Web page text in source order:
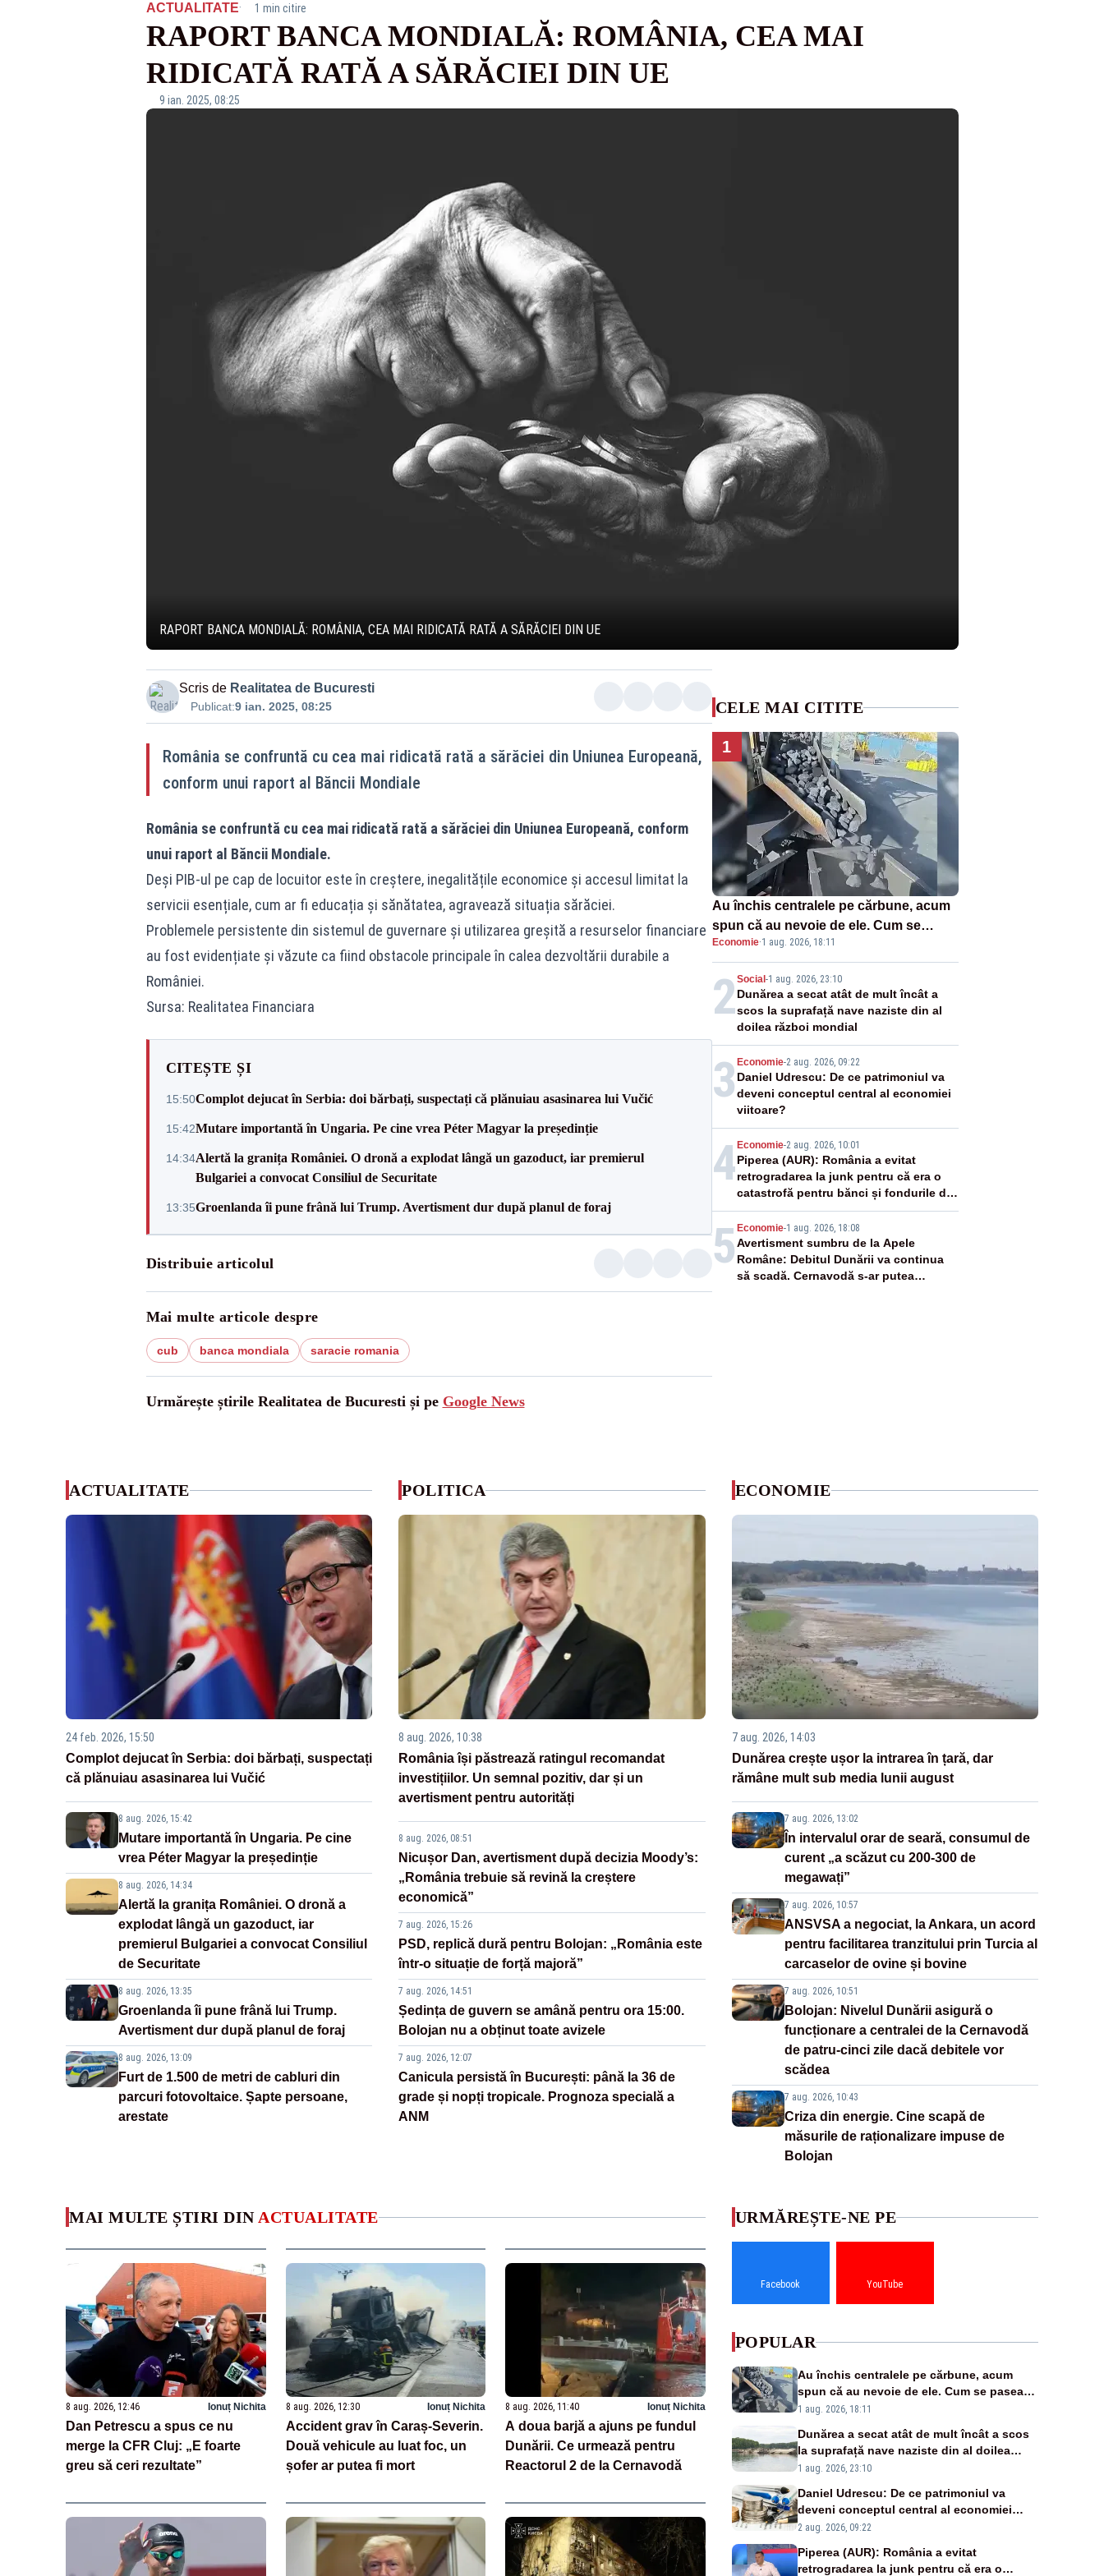
ACTUALITATE· 1 min citire
RAPORT BANCA MONDIALĂ: ROMÂNIA, CEA MAI
RIDICATĂ RATĂ A SĂRĂCIEI DIN UE
9 ian. 2025, 08:25
RAPORT BANCA MONDIALĂ: ROMÂNIA, CEA MAI RIDICATĂ RATĂ A SĂRĂCIEI DIN UE
Scris de Realitatea de Bucuresti
Publicat:9 ian. 2025, 08:25
România se confruntă cu cea mai ridicată rată a sărăciei din Uniunea Europeană,
conform unui raport al Băncii Mondiale
România se confruntă cu cea mai ridicată rată a sărăciei din Uniunea Europeană, conform
unui raport al Băncii Mondiale.
Deși PIB-ul pe cap de locuitor este în creștere, inegalitățile economice și accesul limitat la
servicii esențiale, cum ar fi educația și sănătatea, agravează situația sărăciei.
Problemele persistente din sistemul de guvernare și utilizarea greșită a resurselor financiare
au fost evidențiate și văzute ca fiind obstacole principale în calea dezvoltării durabile a
României.
Sursa: Realitatea Financiara
CITEȘTE ȘI
15:50Complot dejucat în Serbia: doi bărbați, suspectați că plănuiau asasinarea lui Vučić
15:42Mutare importantă în Ungaria. Pe cine vrea Péter Magyar la președinție
14:34Alertă la granița României. O dronă a explodat lângă un gazoduct, iar premierul
Bulgariei a convocat Consiliul de Securitate
13:35Groenlanda îi pune frână lui Trump. Avertisment dur după planul de foraj
Distribuie articolul
Mai multe articole despre
cub banca mondiala saracie romania
Urmărește știrile Realitatea de Bucuresti și pe Google News
CELE MAI CITITE
1
Au închis centralele pe cărbune, acum
spun că au nevoie de ele. Cum se
pasează vina în plină criză energetică
Economie·1 aug. 2026, 18:11
2Social -1 aug. 2026, 23:10
Dunărea a secat atât de mult încât a
scos la suprafață nave naziste din al
doilea război mondial
3 Economie-2 aug. 2026, 09:22
Daniel Udrescu: De ce patrimoniul va
deveni conceptul central al economiei
viitoare?
4 Economie-2 aug. 2026, 10:01
Piperea (AUR): România a evitat
retrogradarea la junk pentru că era o
catastrofă pentru bănci și fondurile de
pensii
5 Economie-1 aug. 2026, 18:08
Avertisment sumbru de la Apele
Române: Debitul Dunării va continua
să scadă. Cernavodă s-ar putea
ACTUALITATE
24 feb. 2026, 15:50
Complot dejucat în Serbia: doi bărbați, suspectați
că plănuiau asasinarea lui Vučić
8 aug. 2026, 15:42
Mutare importantă în Ungaria. Pe cine
vrea Péter Magyar la președinție
8 aug. 2026, 14:34
Alertă la granița României. O dronă a
explodat lângă un gazoduct, iar
premierul Bulgariei a convocat Consiliul
de Securitate
8 aug. 2026, 13:35
Groenlanda îi pune frână lui Trump.
Avertisment dur după planul de foraj
8 aug. 2026, 13:09
Furt de 1.500 de metri de cabluri din
parcuri fotovoltaice. Șapte persoane,
arestate
POLITICA
8 aug. 2026, 10:38
România își păstrează ratingul recomandat
investițiilor. Un semnal pozitiv, dar și un
avertisment pentru autorități
8 aug. 2026, 08:51
Nicușor Dan, avertisment după decizia Moody’s:
„România trebuie să revină la creștere
economică”
7 aug. 2026, 15:26
PSD, replică dură pentru Bolojan: „România este
într-o situație de forță majoră”
7 aug. 2026, 14:51
Ședința de guvern se amână pentru ora 15:00.
Bolojan nu a obținut toate avizele
7 aug. 2026, 12:07
Canicula persistă în București: până la 36 de
grade și nopți tropicale. Prognoza specială a
ANM
ECONOMIE
7 aug. 2026, 14:03
Dunărea crește ușor la intrarea în țară, dar
rămâne mult sub media lunii august
7 aug. 2026, 13:02
În intervalul orar de seară, consumul de
curent „a scăzut cu 200-300 de
megawați”
7 aug. 2026, 10:57
ANSVSA a negociat, la Ankara, un acord
pentru facilitarea tranzitului prin Turcia al
carcaselor de ovine și bovine
7 aug. 2026, 10:51
Bolojan: Nivelul Dunării asigură o
funcționare a centralei de la Cernavodă
de patru-cinci zile dacă debitele vor
scădea
7 aug. 2026, 10:43
Criza din energie. Cine scapă de
măsurile de raționalizare impuse de
Bolojan
MAI MULTE ȘTIRI DIN ACTUALITATE
8 aug. 2026, 12:46 Ionuț Nichita
Dan Petrescu a spus ce nu
merge la CFR Cluj: „E foarte
greu să ceri rezultate”
8 aug. 2026, 12:30 Ionuț Nichita
Accident grav în Caraș-Severin.
Două vehicule au luat foc, un
șofer ar putea fi mort
8 aug. 2026, 11:40 Ionuț Nichita
A doua barjă a ajuns pe fundul
Dunării. Ce urmează pentru
Reactorul 2 de la Cernavodă
URMĂREȘTE-NE PE
Facebook YouTube
POPULAR
Au închis centralele pe cărbune, acum
spun că au nevoie de ele. Cum se pasează
vina în plină criză energetică
1 aug. 2026, 18:11
Dunărea a secat atât de mult încât a scos
la suprafață nave naziste din al doilea
război mondial
1 aug. 2026, 23:10
Daniel Udrescu: De ce patrimoniul va
deveni conceptul central al economiei
viitoare?
2 aug. 2026, 09:22
Piperea (AUR): România a evitat
retrogradarea la junk pentru că era o